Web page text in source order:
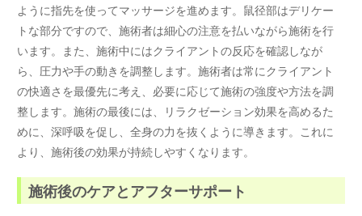
ように指先を使ってマッサージを進めます。鼠径部はデリケー
トな部分ですので、施術者は細心の注意を払いながら施術を行
います。また、施術中にはクライアントの反応を確認しなが
ら、圧力や手の動きを調整します。施術者は常にクライアント
の快適さを最優先に考え、必要に応じて施術の強度や方法を調
整します。施術の最後には、リラクゼーション効果を高めるた
めに、深呼吸を促し、全身の力を抜くように導きます。これに
より、施術後の効果が持続しやすくなります。
施術後のケアとアフターサポート